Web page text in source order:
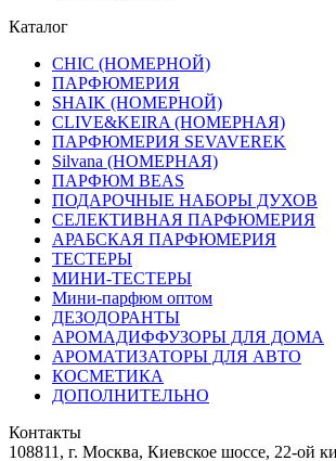
Каталог
CHIC (НОМЕРНОЙ)
ПАРФЮМЕРИЯ
SHAIK (НОМЕРНОЙ)
CLIVE&KEIRA (НОМЕРНАЯ)
ПАРФЮМЕРИЯ SEVAVEREK
Silvana (НОМЕРНАЯ)
ПАРФЮМ BEAS
ПОДАРОЧНЫЕ НАБОРЫ ДУХОВ
СЕЛЕКТИВНАЯ ПАРФЮМЕРИЯ
АРАБСКАЯ ПАРФЮМЕРИЯ
ТЕСТЕРЫ
МИНИ-ТЕСТЕРЫ
Мини-парфюм оптом
ДЕЗОДОРАНТЫ
АРОМАДИФФУЗОРЫ ДЛЯ ДОМА
АРОМАТИЗАТОРЫ ДЛЯ АВТО
КОСМЕТИКА
ДОПОЛНИТЕЛЬНО
Контакты
108811, г. Москва, Киевское шоссе, 22-ой